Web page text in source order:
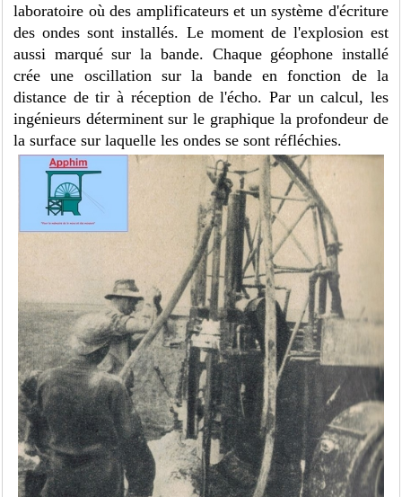
laboratoire où des amplificateurs et un système d'écriture
des ondes sont installés. Le moment de l'explosion est
aussi marqué sur la bande. Chaque géophone installé
crée une oscillation sur la bande en fonction de la
distance de tir à réception de l'écho. Par un calcul, les
ingénieurs déterminent sur le graphique la profondeur de
la surface sur laquelle les ondes se sont réfléchies.